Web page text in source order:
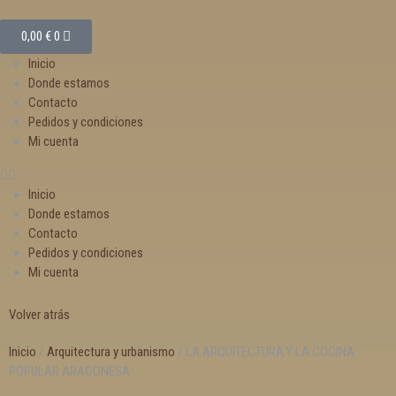
0,00 €0
Inicio
Donde estamos
Contacto
Pedidos y condiciones
Mi cuenta
Inicio
Donde estamos
Contacto
Pedidos y condiciones
Mi cuenta
Volver atrás
Inicio / Arquitectura y urbanismo / LA ARQUITECTURA Y LA COCINA
POPULAR ARAGONESA